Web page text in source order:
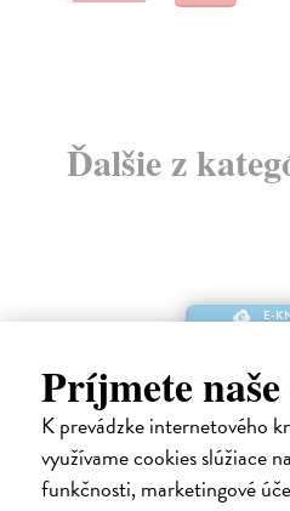
Príjmete naše
K prevádzke internetového
využívame cookies slúžiace
funkčnosti, marketingové
Ďalšie z
E-